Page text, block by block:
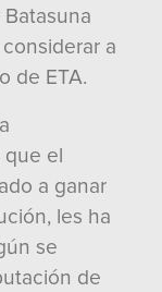
a
de ETA.
que el
a ganar
les ha
se
de